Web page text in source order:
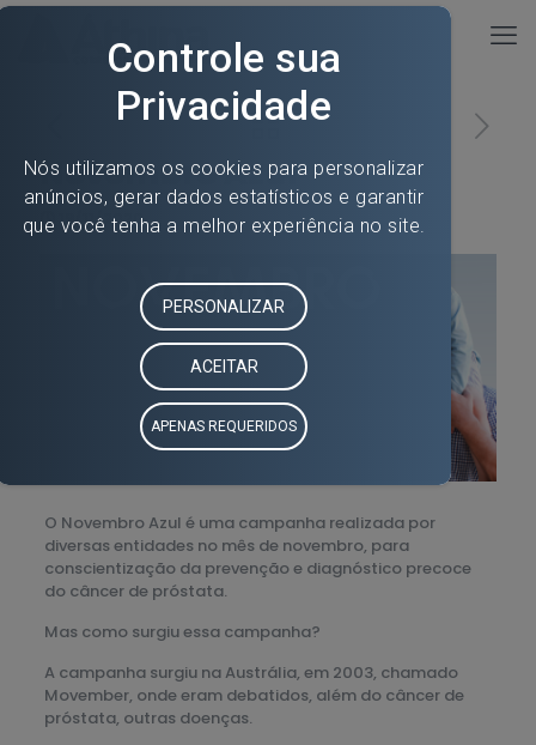
Novembro Azul
19/11/2020
O Novembro Azul é uma campanha realizada por
diversas entidades no mês de novembro, para
conscientização da prevenção e diagnóstico precoce
do câncer de próstata.
Mas como surgiu essa campanha?
A campanha surgiu na Austrália, em 2003, chamado
Movember, onde eram debatidos, além do câncer de
próstata, outras doenças.